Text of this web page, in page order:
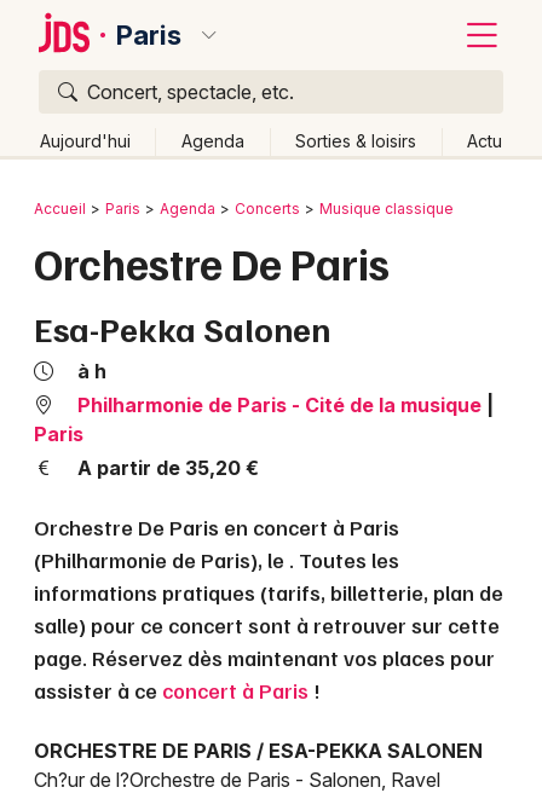
Paris
Concert, spectacle, etc.
Aujourd'hui Agenda Sorties & loisirs Actu
Publier un événement
Grands événements
Activité & Expérience
Manifestations
Foires & salons
Spectacles
Concerts
Sports
Soirées
Bordeaux
Lyon
Montpellier
Nantes
Nice
Paris
Strasbourg
Retour
Accueil Paris Agenda Concerts Musique classique
Orchestre De Paris
Esa-Pekka Salonen
à h
Philharmonie de Paris - Cité de la musique
Paris
A partir de 35,20 €
Orchestre De Paris en concert à Paris
(Philharmonie de Paris), le . Toutes les
informations pratiques (tarifs, billetterie, plan de
salle) pour ce concert sont à retrouver sur cette
page. Réservez dès maintenant vos places pour
assister à ce concert à Paris !
ORCHESTRE DE PARIS / ESA-PEKKA SALONEN
Ch?ur de l?Orchestre de Paris - Salonen, Ravel
Quoi ?
Où ?
Près de moi
Changer de lieu
Quand ?
Aujourd'hui